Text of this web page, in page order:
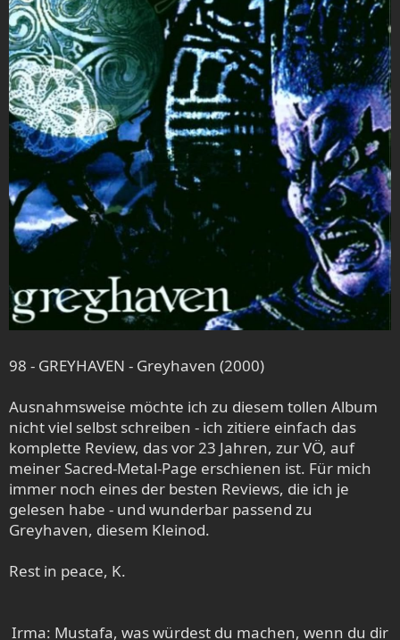
98 - GREYHAVEN - Greyhaven (2000)
Ausnahmsweise möchte ich zu diesem tollen Album
nicht viel selbst schreiben - ich zitiere einfach das
komplette Review, das vor 23 Jahren, zur VÖ, auf
meiner Sacred-Metal-Page erschienen ist. Für mich
immer noch eines der besten Reviews, die ich je
gelesen habe - und wunderbar passend zu
Greyhaven, diesem Kleinod.
Rest in peace, K.
Irma: Mustafa, was würdest du machen, wenn du dir